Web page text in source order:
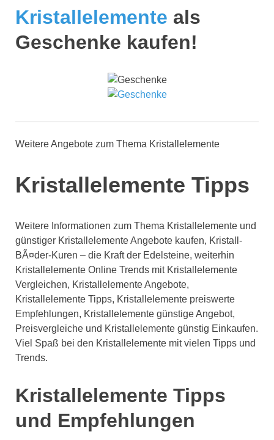
Kristallelemente als
Geschenke kaufen!
Weitere Angebote zum Thema Kristallelemente
Kristallelemente Tipps
Weitere Informationen zum Thema Kristallelemente und
günstiger Kristallelemente Angebote kaufen, Kristall-
BÃ¤der-Kuren – die Kraft der Edelsteine, weiterhin
Kristallelemente Online Trends mit Kristallelemente
Vergleichen, Kristallelemente Angebote,
Kristallelemente Tipps, Kristallelemente preiswerte
Empfehlungen, Kristallelemente günstige Angebot,
Preisvergleiche und Kristallelemente günstig Einkaufen.
Viel Spaß bei den Kristallelemente mit vielen Tipps und
Trends.
Kristallelemente Tipps
und Empfehlungen